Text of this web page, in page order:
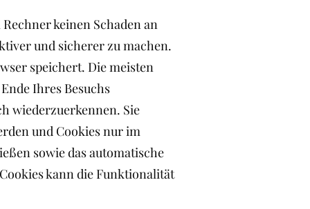
keinen Schaden an
und sicherer zu machen.
speichert. Die meisten
Ihres Besuchs
wiederzuerkennen. Sie
und Cookies nur im
sowie das automatische
kann die Funktionalität